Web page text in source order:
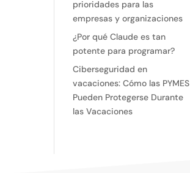
prioridades para las
empresas y organizaciones
¿Por qué Claude es tan
potente para programar?
Ciberseguridad en
vacaciones: Cómo las PYMES
Pueden Protegerse Durante
las Vacaciones